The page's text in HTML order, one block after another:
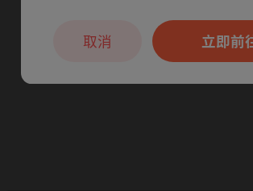
腾漫App
本章节仅支持App阅读，可打开
户7天免费看立即前
取消